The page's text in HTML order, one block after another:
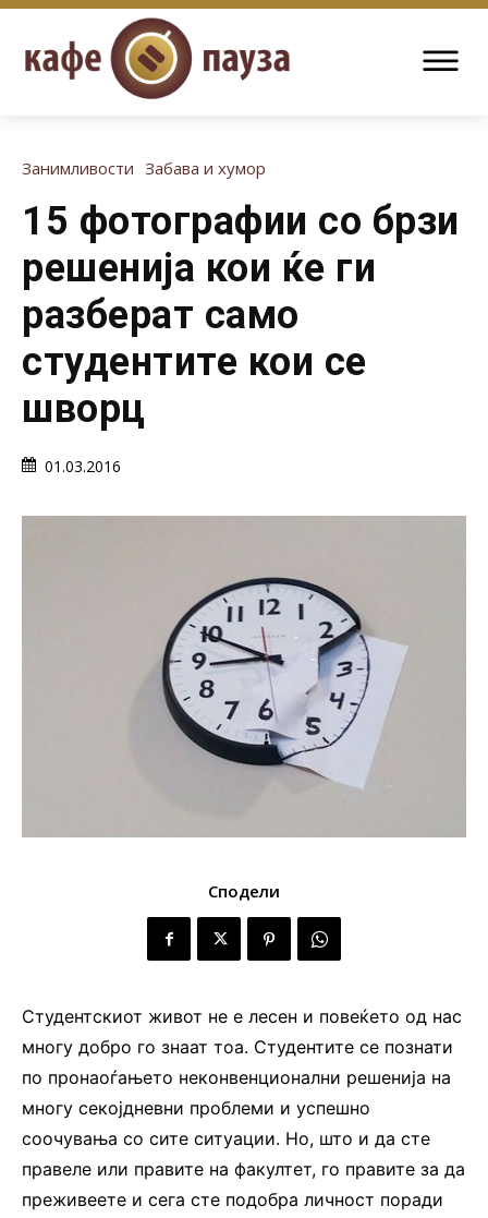
Занимливости Забава и хумор
15 фотографии со брзи
решенија кои ќе ги
разберат само
студентите кои се
шворц
01.03.2016
Сподели
Студентскиот живот не е лесен и повеќето од нас
многу добро го знаат тоа. Студентите се познати
по пронаоѓањето неконвенционални решенија на
многу секојдневни проблеми и успешно
соочувања со сите ситуации. Но, што и да сте
правеле или правите на факултет, го правите за да
преживеете и сега сте подобра личност поради